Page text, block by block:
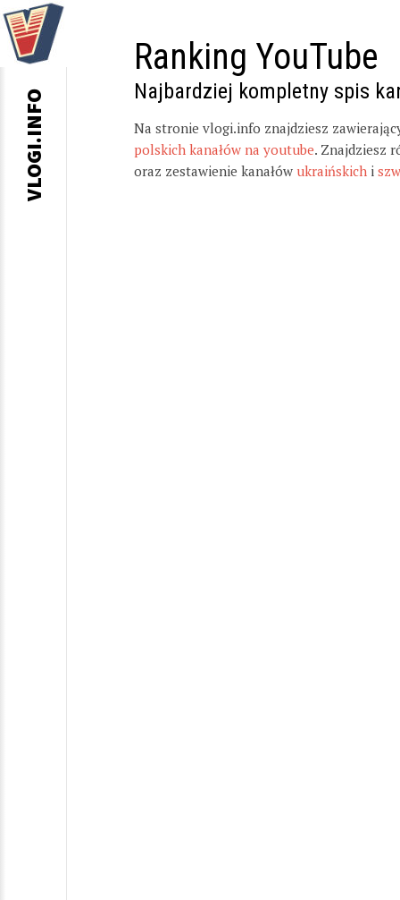
Ranking YouTube
Najbardziej kompletny spis
Na stronie vlogi.info znajdziesz
polskich kanałów na youtube. Znajdziesz
oraz zestawienie kanałów ukraińskich i
VLOGI.INFO